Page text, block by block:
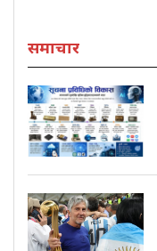
समाचार